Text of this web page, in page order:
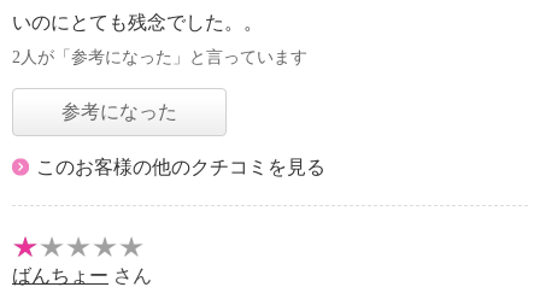
いのにとても残念でした。。
2人が「参考になった」と言っています
参考になった
このお客様の他のクチコミを見る
ばんちょー さん